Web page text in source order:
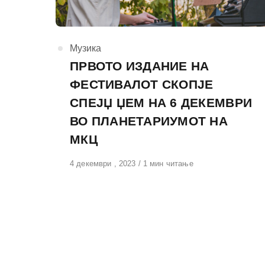
КАтегорија
Музика
ПРВОТО ИЗДАНИЕ НА
ФЕСТИВАЛОТ СКОПЈЕ
СПЕЈЏ ЏЕМ НА 6 ДЕКЕМВРИ
ВО ПЛАНЕТАРИУМОТ НА
МКЦ
Објавено
4 декември , 2023 1 мин читање